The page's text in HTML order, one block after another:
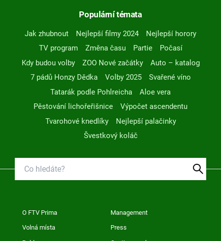
Populární témata
Jak zhubnout Nejlepší filmy 2024
Nejlepší horory
TV program
Změna času Partie
Počasí
Kdy budou volby
ZOO Nové začátky
Auto – katalog
7 pádů Honzy Dědka
Volby 2025
Svařené víno
Tatarák podle Pohlreicha
Aloe vera
Pěstování lichořeřišnice
Výpočet ascendentu
Tvarohové knedlíky
Nejlepší palačinky
Švestkový koláč
O FTV Prima Management
Volná místa Press